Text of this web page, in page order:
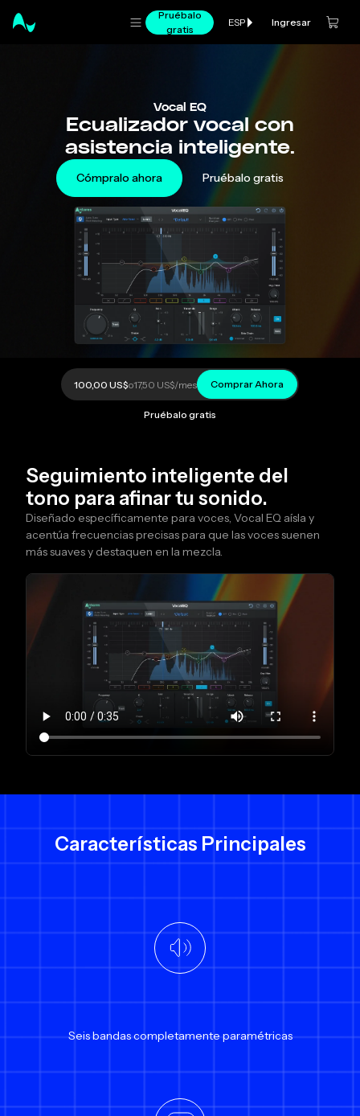
Pruébalo
gratis
ESP Ingresar
Vocal EQ
Ecualizador vocal con
asistencia inteligente.
Cómpralo ahora Pruébalo gratis
100,00 US$o17,50 US$/mes Comprar Ahora
Pruébalo gratis
Seguimiento inteligente del
tono para afinar tu sonido.
Diseñado específicamente para voces, Vocal EQ aísla y
acentúa frecuencias precisas para que las voces suenen
más suaves y destaquen en la mezcla.
Características Principales
Seis bandas completamente paramétricas